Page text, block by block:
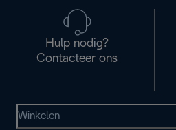
Hulp nodig?
Contacteer ons
Winkelen